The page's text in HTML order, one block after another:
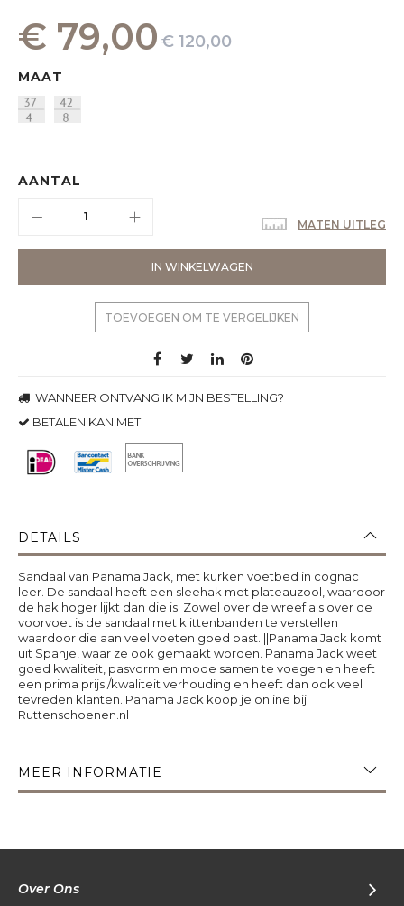
€ 79,00 € 120,00
MAAT
AANTAL
IN WINKELWAGEN
MATEN UITLEG
TOEVOEGEN OM TE VERGELIJKEN
WANNEER ONTVANG IK MIJN BESTELLING?
BETALEN KAN MET:
DETAILS
Sandaal van Panama Jack, met kurken voetbed in cognac
leer. De sandaal heeft een sleehak met plateauzool, waardoor
de hak hoger lijkt dan die is. Zowel over de wreef als over de
voorvoet is de sandaal met klittenbanden te verstellen
waardoor die aan veel voeten goed past. ||Panama Jack komt
uit Spanje, waar ze ook gemaakt worden. Panama Jack weet
goed kwaliteit, pasvorm en mode samen te voegen en heeft
een prima prijs /kwaliteit verhouding en heeft dan ook veel
tevreden klanten. Panama Jack koop je online bij
Ruttenschoenen.nl
MEER INFORMATIE
Over Ons